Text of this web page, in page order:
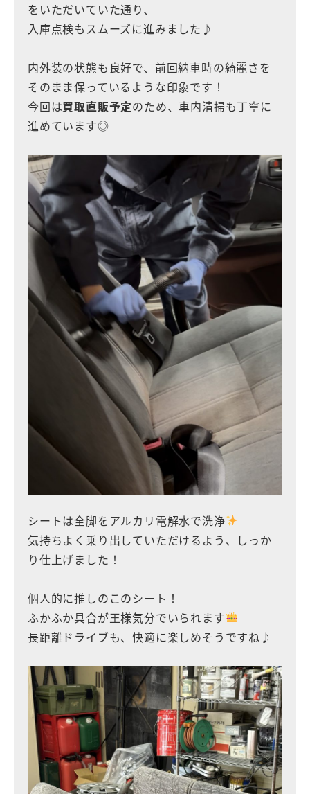
をいただいていた通り、
入庫点検もスムーズに進みました♪
内外装の状態も良好で、前回納車時の綺麗さを
そのまま保っているような印象です！
今回は買取直販予定のため、車内清掃も丁寧に
進めています◎
シートは全脚をアルカリ電解水で洗浄
気持ちよく乗り出していただけるよう、しっか
り仕上げました！
個人的に推しのこのシート！
ふかふか具合が王様気分でいられます
長距離ドライブも、快適に楽しめそうですね♪